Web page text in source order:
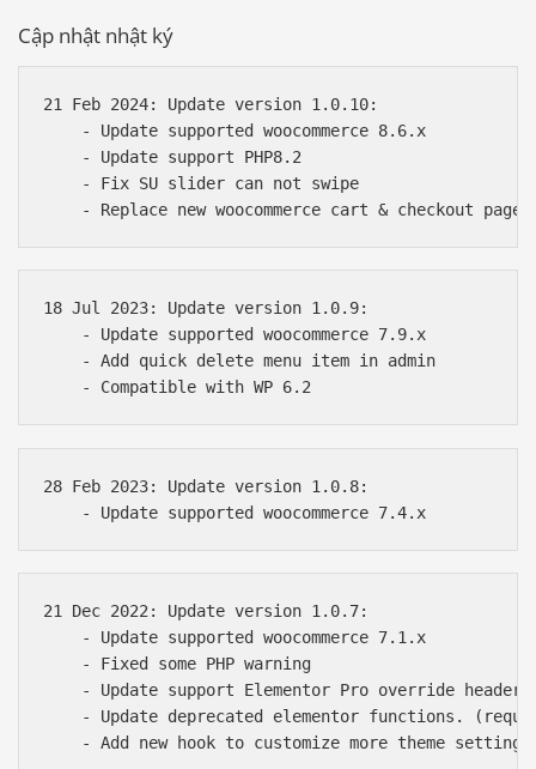
Cập nhật nhật ký
21 Feb 2024: Update version 1.0.10:
    - Update supported woocommerce 8.6.x
    - Update support PHP8.2
    - Fix SU slider can not swipe
18 Jul 2023: Update version 1.0.9:
    - Update supported woocommerce 7.9.x
    - Add quick delete menu item in admin
28 Feb 2023: Update version 1.0.8:
21 Dec 2022: Update version 1.0.7:
    - Update supported woocommerce 7.1.x
    - Fixed some PHP warning
- Update support Elementor Pro override header/
- Update deprecated elementor functions.